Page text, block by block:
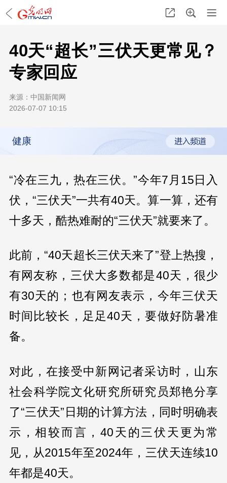
40天“超长”三伏天更常见？
专家回应
来源： 中国新闻网
2026-07-07 10:15
健康
“冷在三九，热在三伏。”今年7月15日入
伏，“三伏天”一共有40天。算一算，还有
十多天，酷热难耐的“三伏天”就要来了。
此前，“40天超长三伏天来了”登上热搜，
有网友称，三伏大多数都是40天，很少
有30天的；也有网友表示，今年三伏天
时间比较长，足足40天，要做好防暑准
备。
对此，在接受中新网记者采访时，山东
社会科学院文化研究所研究员郑艳分享
了“三伏天”日期的计算方法，同时明确表
示，相较而言，40天的三伏天更为常
见，从2015年至2024年，三伏天连续10
年都是40天。